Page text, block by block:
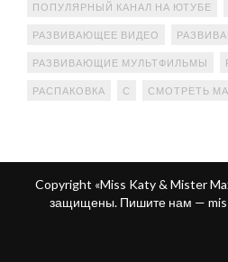
ПОПУЛЯРНЫЙ КАНАЛ НА ЮТУБЕ
РАЗВИВАЮЩЕЕ ВИДЕО
РАЗВИВАЮЩИЕ МУЛЬТФИЛЬМЫ
РАСПАКОВКА С СМОТРЕТЬ
Copyright «Miss Katy & Mister
защищены. Пишите нам —